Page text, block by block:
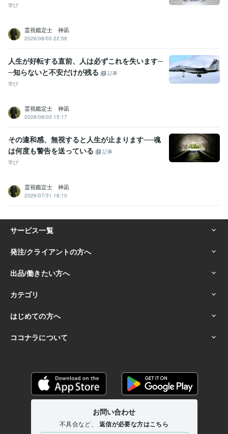
学び
霊視鑑定士 神凪
2026/08/03 22:58
人生が好転する直前、人は必ずこれを失います─
─知らないと不安だけが残る
記事
学び
霊視鑑定士 神凪
2026/08/03 15:17
その違和感、無視すると人生が止まります──魂
は何度も警告を送っている
記事
学び
霊視鑑定士 神凪
2026/07/31 16:10